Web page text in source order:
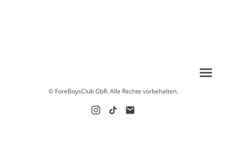
© ForeBoysClub GbR. Alle Rechte vorbehalten.